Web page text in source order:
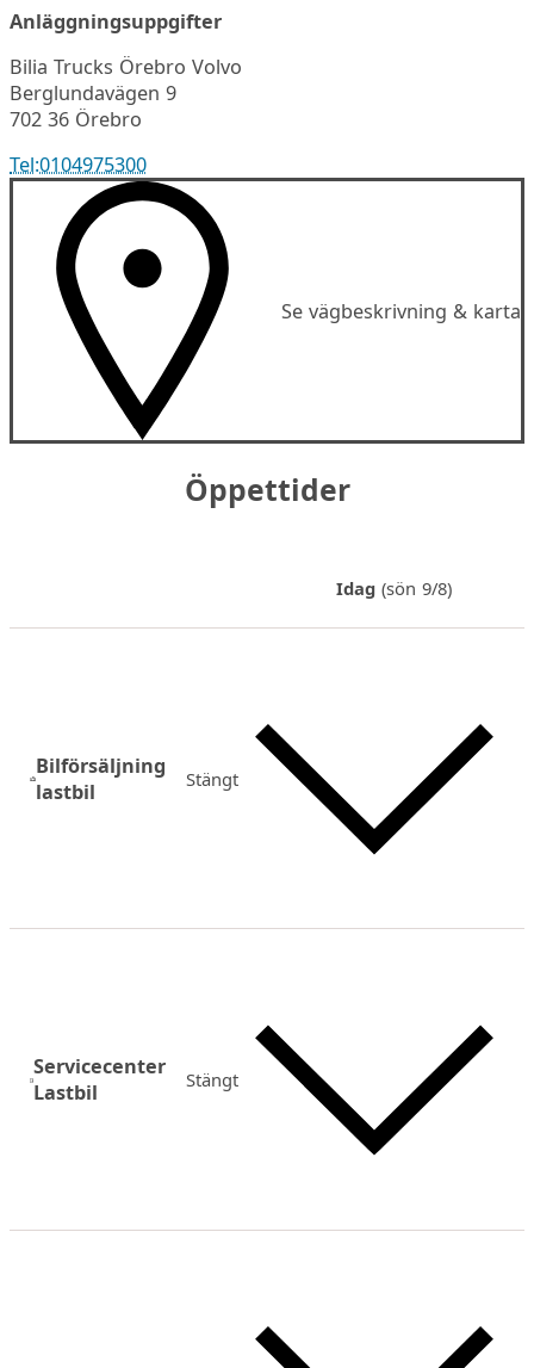
Anläggningsuppgifter
Bilia Trucks Örebro Volvo
Berglundavägen 9
702 36 Örebro
Tel:0104975300
Se vägbeskrivning & karta
Öppettider
Idag (sön 9/8)
Bilförsäljning
lastbil
Stängt
Servicecenter
Lastbil
Stängt